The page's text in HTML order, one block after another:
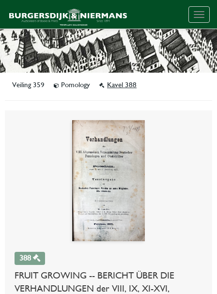
Veiling 359 Pomology Kavel 388
388
FRUIT GROWING -- BERICHT ÜBER DIE
VERHANDLUNGEN der VIII, IX, XI-XVI,